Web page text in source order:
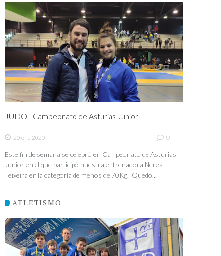
JUDO - Campeonato de Asturias Junior
20 ene 2020 0
Este fin de semana se celebró en Campeonato de Asturias
Junior en el que participó nuestra entrenadora Nerea
Teixeira en la categoría de menos de 70Kg. Quedó...
ATLETISMO